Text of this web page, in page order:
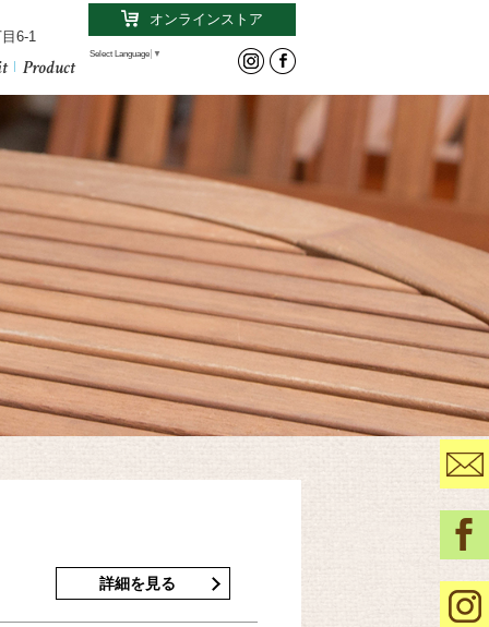
オンラインストア
Product
6-1
Select Language ▼
詳細を見る